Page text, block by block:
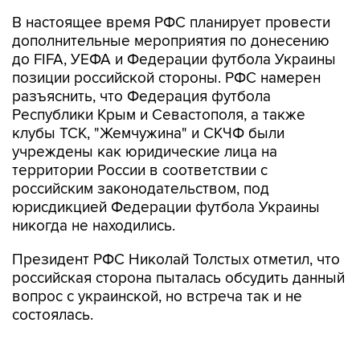
В настоящее время РФС планирует провести
дополнительные мероприятия по донесению
до FIFA, УЕФА и Федерации футбола Украины
позиции российской стороны. РФС намерен
разъяснить, что Федерация футбола
Республики Крым и Севастополя, а также
клубы ТСК, "Жемчужина" и СКЧФ были
учреждены как юридические лица на
территории России в соответствии с
российским законодательством, под
юрисдикцией Федерации футбола Украины
никогда не находились.
Президент РФС Николай Толстых отметил, что
российская сторона пыталась обсудить данный
вопрос с украинской, но встреча так и не
состоялась.